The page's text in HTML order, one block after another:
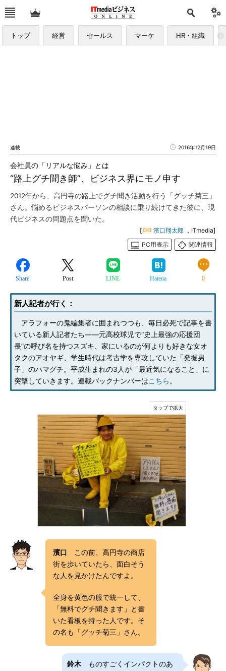
トップ 経営 セールス マーケ HR・組織
連載 2016年12月19日
“路上グチ聞き師”、ビジネス界にモノ申す
会社員の「リアルな悩み」とは
2012年から、高円寺の路上でグチ聞き活動を行う「グッチ菊三」
さん。悩めるビジネスパーソンの相談に乗り続けてきた彼に、現
代ビジネスの問題点を聞いた。
[ 濱口翔太郎 ，ITmedia]
PC用表示
関連情報
Share Post LINE Hatena 0
新人記者が行く：
アラフォーの鬼編集者に囲まれつつも、毎日必死で記事を書
いている新人記者たち――元高校球児で“史上最強の応援団
長”の呼び名を持つスズキ、家にいるのが何よりも好きな女オ
タクのアオヤギ、学生時代は考古学を専攻していた「発掘男
子」のハマグチ。平成生まれの3人が「最近気になること」に
突撃していきます。連載バックナンバーはこちら 。
濱口
この前、高円寺の商店
街を歩いていたら、面白そう
な人を見かけたんですよ。
全身を黄色の服で統一して、
「無料でグチ聞きます」と書
いた看板を持った人です。そ
の名も「グッチ菊三」さん。
鈴木 ものすごくインパクトのあ